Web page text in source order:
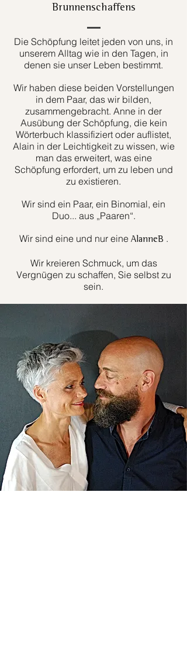
Brunnenschaffens
Die Schöpfung leitet jeden von uns, in
unserem Alltag wie in den Tagen, in
denen sie unser Leben bestimmt.
Wir haben diese beiden Vorstellungen
in dem Paar, das wir bilden,
zusammengebracht. Anne in der
Ausübung der Schöpfung, die kein
Wörterbuch klassifiziert oder auflistet,
Alain in der Leichtigkeit zu wissen, wie
man das erweitert, was eine
Schöpfung erfordert, um zu leben und
zu existieren.
Wir sind ein Paar, ein Binomial, ein
Duo... aus „Paaren“.
Wir sind eine und nur eine AlanneB .
Wir kreieren Schmuck, um das
Vergnügen zu schaffen, Sie selbst zu
sein.